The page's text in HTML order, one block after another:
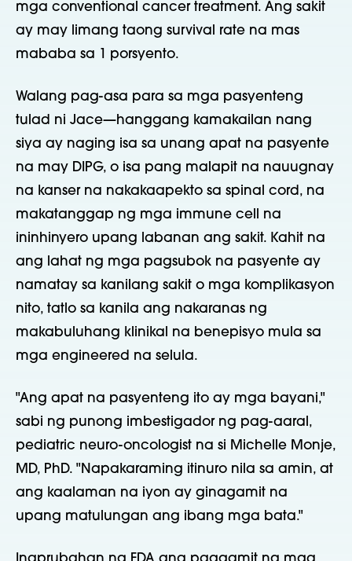
mga conventional cancer treatment. Ang sakit
ay may limang taong survival rate na mas
mababa sa 1 porsyento.
Walang pag-asa para sa mga pasyenteng
tulad ni Jace—hanggang kamakailan nang
siya ay naging isa sa unang apat na pasyente
na may DIPG, o isa pang malapit na nauugnay
na kanser na nakakaapekto sa spinal cord, na
makatanggap ng mga immune cell na
ininhinyero upang labanan ang sakit. Kahit na
ang lahat ng mga pagsubok na pasyente ay
namatay sa kanilang sakit o mga komplikasyon
nito, tatlo sa kanila ang nakaranas ng
makabuluhang klinikal na benepisyo mula sa
mga engineered na selula.
"Ang apat na pasyenteng ito ay mga bayani,"
sabi ng punong imbestigador ng pag-aaral,
pediatric neuro-oncologist na si Michelle Monje,
MD, PhD. "Napakaraming itinuro nila sa amin, at
ang kaalaman na iyon ay ginagamit na
upang matulungan ang ibang mga bata."